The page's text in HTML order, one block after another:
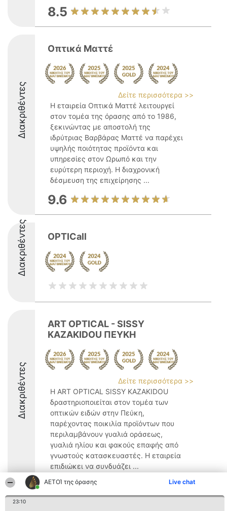
ΑΕΤΟΊ της όρασης Live chat
23:10
8.5
Διακριθέντες
Οπτικά Ματτέ
Δείτε περισσότερα >>
Η εταιρεία Οπτικά Ματτέ λειτουργεί
στον τομέα της όρασης από το 1986,
ξεκινώντας με αποστολή της
ιδρύτριας Βαρβάρας Ματτέ να παρέχει
υψηλής ποιότητας προϊόντα και
υπηρεσίες στον Ωρωπό και την
ευρύτερη περιοχή. Η διαχρονική
δέσμευση της επιχείρησης ...
9.6
Διακριθέντες OPTICall
Διακριθέντες
ART OPTICAL - SISSY
KAZAKIDOU ΠΕΥΚΗ
Δείτε περισσότερα >>
Η ART OPTICAL SISSY KAZAKIDOU
δραστηριοποιείται στον τομέα των
οπτικών ειδών στην Πεύκη,
παρέχοντας ποικιλία προϊόντων που
περιλαμβάνουν γυαλιά οράσεως,
γυαλιά ηλίου και φακούς επαφής από
γνωστούς κατασκευαστές. Η εταιρεία
επιδιώκει να συνδυάζει ...
9.8